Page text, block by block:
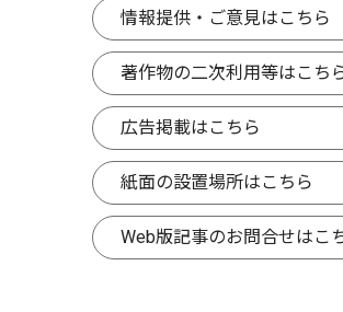
情報提供・ご意見はこちら
著作物の二次利用等はこち
広告掲載はこちら
紙面の設置場所はこちら
Web版記事のお問合せはこ